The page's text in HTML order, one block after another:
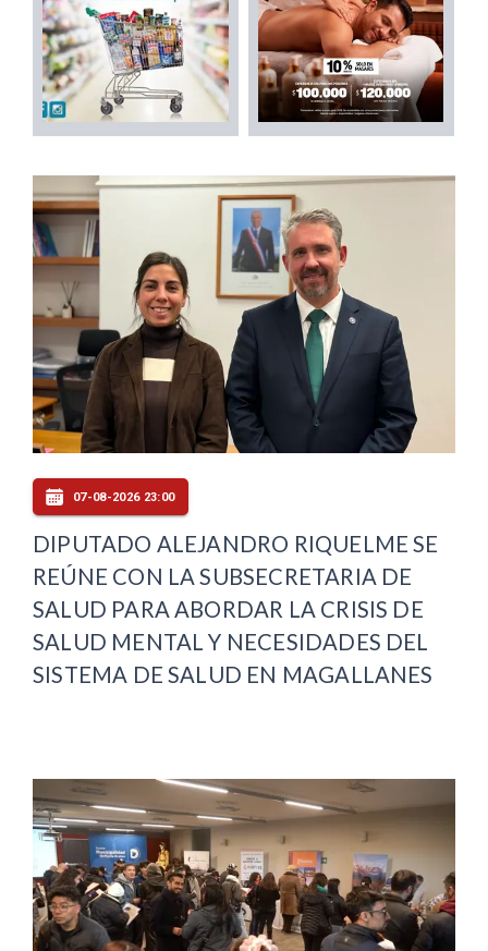
07-08-2026 23:00
DIPUTADO ALEJANDRO RIQUELME SE
REÚNE CON LA SUBSECRETARIA DE
SALUD PARA ABORDAR LA CRISIS DE
SALUD MENTAL Y NECESIDADES DEL
SISTEMA DE SALUD EN MAGALLANES